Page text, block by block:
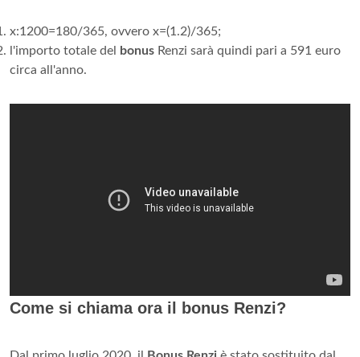
x:1200=180/365, ovvero x=(1.2)/365;
l'importo totale del
bonus Renzi sarà quindi pari a 591 euro
circa all'anno.
Come si chiama ora il bonus Renzi?